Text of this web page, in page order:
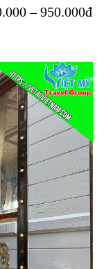
– 950.000đ